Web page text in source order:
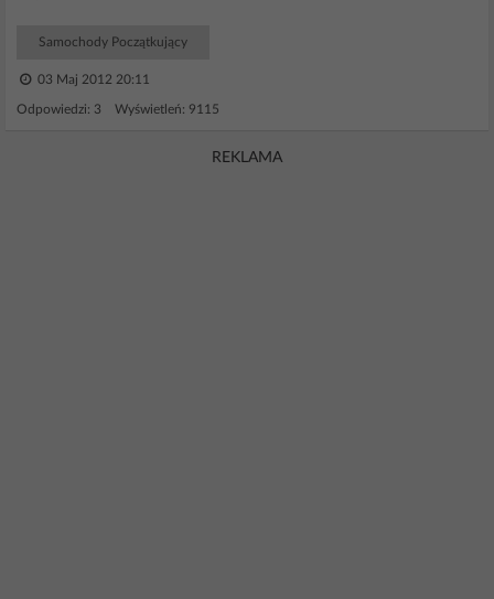
Samochody Początkujący
03 Maj 2012 20:11
Odpowiedzi: 3 Wyświetleń: 9115
REKLAMA